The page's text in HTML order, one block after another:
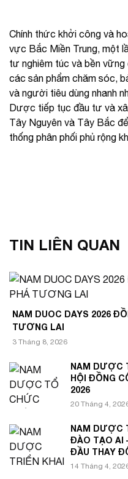
Chính thức khởi công và
vực Bắc Miền Trung, một
tư nghiêm túc và bền
các sản phẩm chăm sóc,
và người tiêu dùng nhanh
Dược tiếp tục đầu tư và
Tây Nguyên và Tây Bắc
thống phân phối phủ rộng
TIN LIÊN QUAN
NAM DUOC DAYS 2026
TƯƠNG LAI
3 Tháng 8, 2026
NAM DƯỢC
HỘI ĐỒNG
2026
20 Tháng 4,
NAM DƯỢC
ĐÀO TẠO AI
ĐẦU THAY
14 Tháng 4,